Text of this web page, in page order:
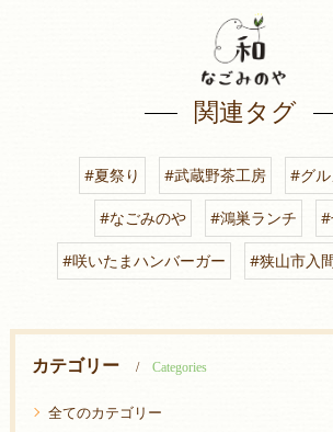
関連タグ
#夏祭り #武蔵野茶工房 #グル
#なごみのや #鴻巣ランチ #
#咲いたまハンバーガー #狭山市入
カテゴリー Categories
全てのカテゴリー